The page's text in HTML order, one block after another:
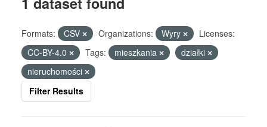
Formats: CSV Organizations: Wyry
Licenses:
CC-BY-4.0
Tags: mieszkania
działki
nieruchomości
Filter Results